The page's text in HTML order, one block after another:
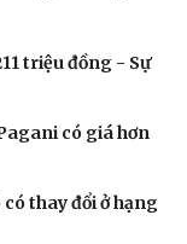
triệu đồng - Sự
có giá hơn
thay đổi ở hạng